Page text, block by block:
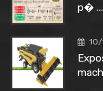
p� ...